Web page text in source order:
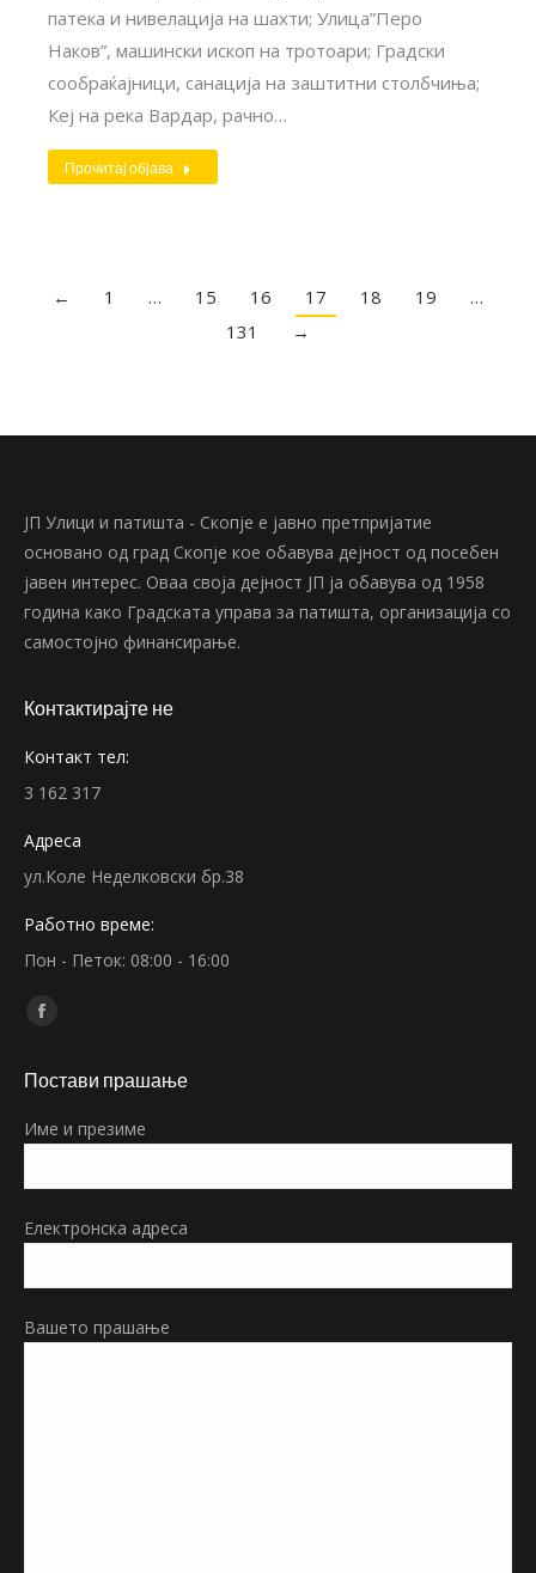
патека и нивелација на шахти; Улица”Перо
Наков”, машински ископ на тротоари; Градски
сообраќајници, санација на заштитни столбчиња;
Кеј на река Вардар, рачно…
Прочитај објава
← 1 … 15 16 17 18 19
…
131
→
ЈП Улици и патишта - Скопје е јавно претпријатие
основано од град Скопје кое обавува дејност од посебен
јавен интерес. Оваа своја дејност ЈП ја обавува од 1958
година како Градската управа за патишта, организација со
самостојно финансирање.
Контактирајте не
Контакт тел:
3 162 317
Адреса
ул.Коле Неделковски бр.38
Работно време:
Пон - Петок: 08:00 - 16:00
Find us on:
Facebook
opens
new
Постави прашање
Име и презиме
Електронска адреса
Вашето прашање